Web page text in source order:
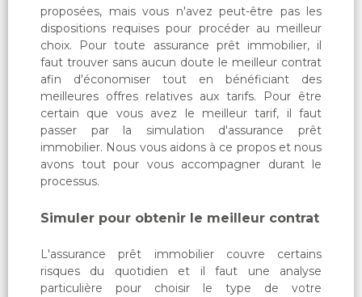
proposées, mais vous n'avez peut-être pas les
dispositions requises pour procéder au meilleur
choix. Pour toute assurance prêt immobilier, il
faut trouver sans aucun doute le meilleur contrat
afin d'économiser tout en bénéficiant des
meilleures offres relatives aux tarifs. Pour être
certain que vous avez le meilleur tarif, il faut
passer par la simulation d'assurance prêt
immobilier. Nous vous aidons à ce propos et nous
avons tout pour vous accompagner durant le
processus.
Simuler pour obtenir le meilleur contrat
L'assurance prêt immobilier couvre certains
risques du quotidien et il faut une analyse
particulière pour choisir le type de votre